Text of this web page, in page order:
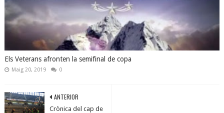
Els Veterans afronten la semifinal de copa
Maig 20, 2019 0
ANTERIOR
Crònica del cap de